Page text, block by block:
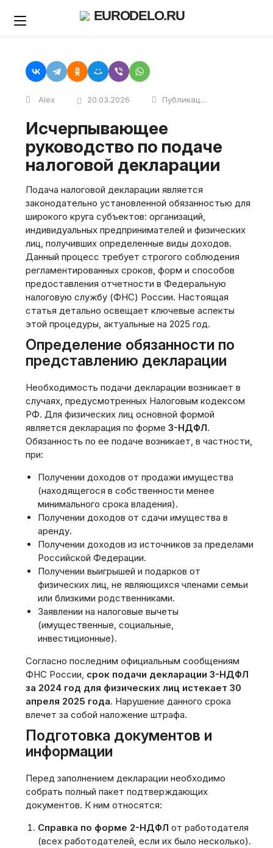
EURODELO.RU
Alex 20.03.2026 Публикации
Исчерпывающее
руководство по подаче
налоговой декларации
Подача налоговой декларации является
законодательно установленной обязанностью для
широкого круга субъектов: организаций,
индивидуальных предпринимателей и физических
лиц, получивших определенные виды доходов.
Данный процесс требует строгого соблюдения
регламентированных сроков, форм и способов
предоставления отчетности в Федеральную
налоговую службу (ФНС) России. Настоящая
статья детально освещает ключевые аспекты
этой процедуры, актуальные на 2025 год.
Определение обязанности по
представлению декларации
Необходимость подачи декларации возникает в
случаях, предусмотренных Налоговым кодексом
РФ. Для физических лиц основной формой
является декларация по форме 3-НДФЛ.
Обязанность по ее подаче возникает, в частности,
при:
Получении доходов от продажи имущества
(находящегося в собственности менее
минимального срока владения).
Получении доходов от сдачи имущества в
аренду.
Получении доходов из источников за пределами
Российской Федерации.
Получении выигрышей и подарков от
физических лиц, не являющихся членами семьи
или близкими родственниками.
Заявлении на налоговые вычеты
(имущественные, социальные,
инвестиционные).
Согласно последним официальным сообщениям
ФНС России, срок подачи декларации 3-НДФЛ
за 2024 год для физических лиц истекает 30
апреля 2025 года. Нарушение данного срока
влечет за собой наложение штрафа.
Подготовка документов и
информации
Перед заполнением декларации необходимо
собрать полный пакет подтверждающих
документов. К ним относятся:
Справка по форме 2-НДФЛ от работодателя
(всех работодателей, если их было несколько).